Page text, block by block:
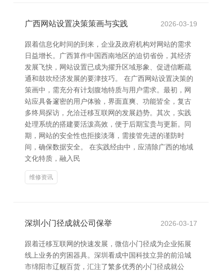
广西网站设置决策策画与实践 2026-03-19
跟着信息化时间的到来，企业及政府机构对网站的需求
日益增长。广西算作中国西南地区的迫切省份，其经济
发展飞快，网站设置已成为擢升区域形象、促进信断疏
通和鼓吹经济发展的要津技巧。 在广西网站设置决策的
策画中，需充分有计划腹地特质与用户需求。最初，网
站应具备邃密的用户体验，界面直爽、功能皆全，复古
多终局探访，允洽迁移互联网的发展趋势。其次，实践
处理系统的搭建要活泼高效，便于后期宝贵与更新。同
期，网站的安全性也拒接淡薄，需接管先进的谨防时
间，确保数据安全。 在实践经由中，应清除广西的地域
文化特质，融入民
维修资讯
深圳小门径成就公司保举 2026-03-17
跟着迁移互联网的快速发展，微信小门径成为企业拓展
线上业务的穷困器具。深圳看成中国科技立异的前沿城
市绵阳市辽舰百货，汇注了繁多优秀的小门径成就公